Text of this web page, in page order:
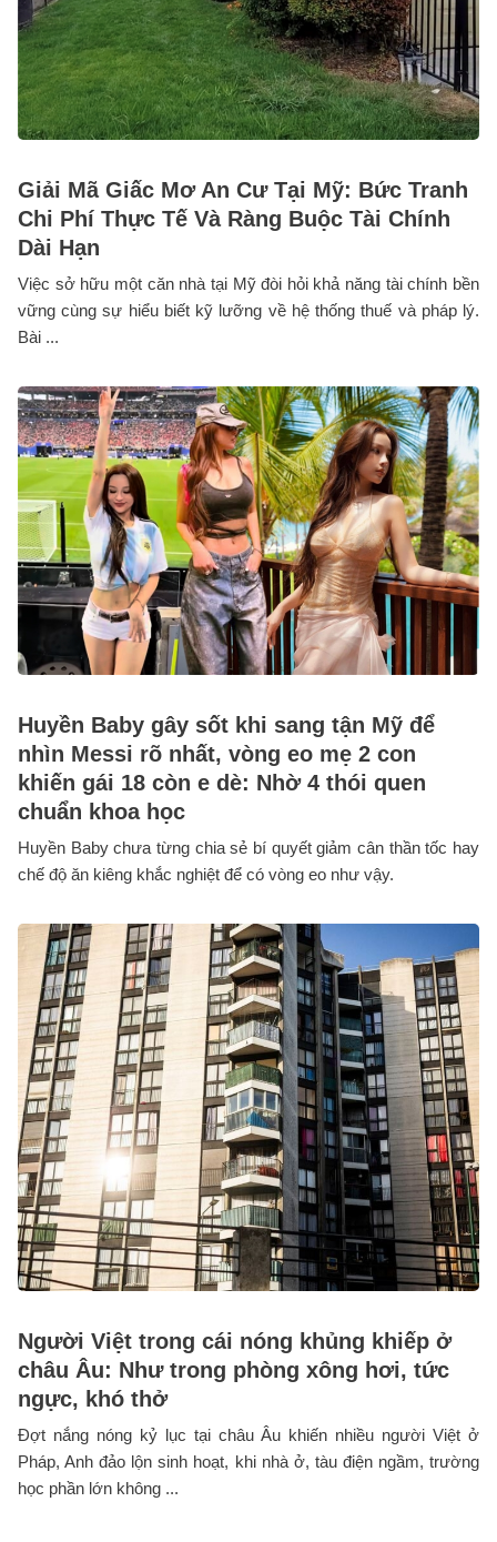
Giải Mã Giấc Mơ An Cư Tại Mỹ: Bức Tranh
Chi Phí Thực Tế Và Ràng Buộc Tài Chính
Dài Hạn
Việc sở hữu một căn nhà tại Mỹ đòi hỏi khả năng tài chính bền
vững cùng sự hiểu biết kỹ lưỡng về hệ thống thuế và pháp lý.
Bài ...
Huyền Baby gây sốt khi sang tận Mỹ để
nhìn Messi rõ nhất, vòng eo mẹ 2 con
khiến gái 18 còn e dè: Nhờ 4 thói quen
chuẩn khoa học
Huyền Baby chưa từng chia sẻ bí quyết giảm cân thần tốc hay
chế độ ăn kiêng khắc nghiệt để có vòng eo như vậy.
Người Việt trong cái nóng khủng khiếp ở
châu Âu: Như trong phòng xông hơi, tức
ngực, khó thở
Đợt nắng nóng kỷ lục tại châu Âu khiến nhiều người Việt ở
Pháp, Anh đảo lộn sinh hoạt, khi nhà ở, tàu điện ngầm, trường
học phần lớn không ...